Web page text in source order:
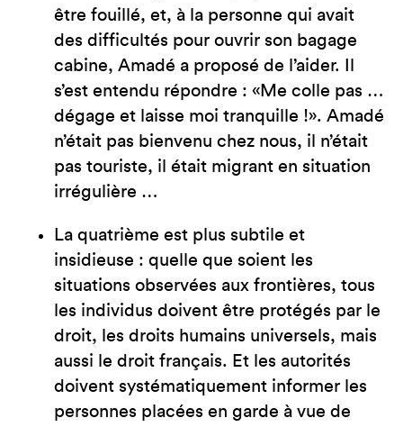
être fouillé, et, à la personne qui avait
des difficultés pour ouvrir son bagage
cabine, Amadé a proposé de l’aider. Il
s’est entendu répondre : «Me colle pas …
dégage et laisse moi tranquille !». Amadé
n’était pas bienvenu chez nous, il n’était
pas touriste, il était migrant en situation
irrégulière …
La quatrième est plus subtile et
insidieuse : quelle que soient les
situations observées aux frontières, tous
les individus doivent être protégés par le
droit, les droits humains universels, mais
aussi le droit français. Et les autorités
doivent systématiquement informer les
personnes placées en garde à vue de